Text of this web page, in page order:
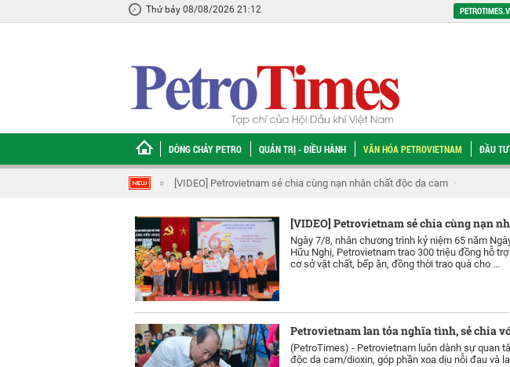
Thứ bảy 08/08/2026 21:12
DÒNG CHẢY PETRO QUẢN TRỊ - ĐIỀU HÀNH VĂN HÓA PETROVIETNAM ĐẦU TƯ
[VIDEO] Petrovietnam sẻ chia cùng nạn nhân chất độc da cam
[VIDEO] Petrovietnam sẻ chia cùng nạn
Ngày 7/8, nhân chương trình kỷ niệm 65 năm
Hữu Nghị, Petrovietnam trao 300 triệu đồng hỗ
cơ sở vật chất, bếp ăn, đồng thời trao quà cho ...
Petrovietnam lan tỏa nghĩa tình, sẻ chia
(PetroTimes) - Petrovietnam luôn dành sự quan
độc da cam/dioxin, góp phần xoa dịu nỗi đau và